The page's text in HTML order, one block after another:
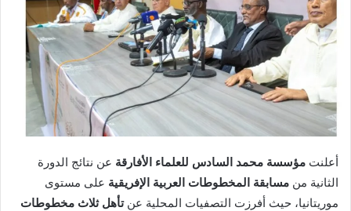
أعلنت مؤسسة محمد السادس للعلماء الأفارقة عن نتائج الدورة
الثانية من مسابقة المخطوطات العربية الإفريقية على مستوى
موريتانيا، حيث أفرزت التصفيات المحلية عنتأهل ثلاث مخطوطات